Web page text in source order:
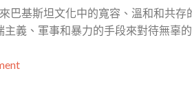
巴基斯坦文化中的寬容、溫和和共存
義、軍事和暴力的手段來對待無辜